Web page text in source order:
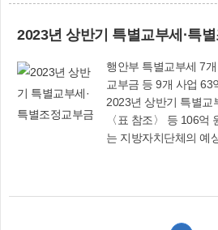
설립, 외국어 전용 마
니라 국제 학생 교류
지원된다. 또 특구 지
동 수업을 하거나 다문
가능하다. 사상구는 교육국제화특구 지정에 따라
▲사상구 국제화센터
화 교류 ▲인공지능
류 지원 등 지역 특색
행안부 특별교부세 7
교부금 등 9개 사업 63억 원 사상구는 6월
2023년 상반기 특별교
〈표 참조〉 등 106억 원을 확
는 지방자치단체의 예
학교 배면도로 급경사